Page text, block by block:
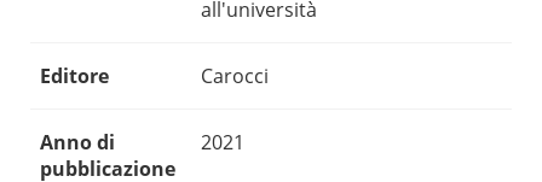
all'università
Editore Carocci
Anno di
pubblicazione
2021